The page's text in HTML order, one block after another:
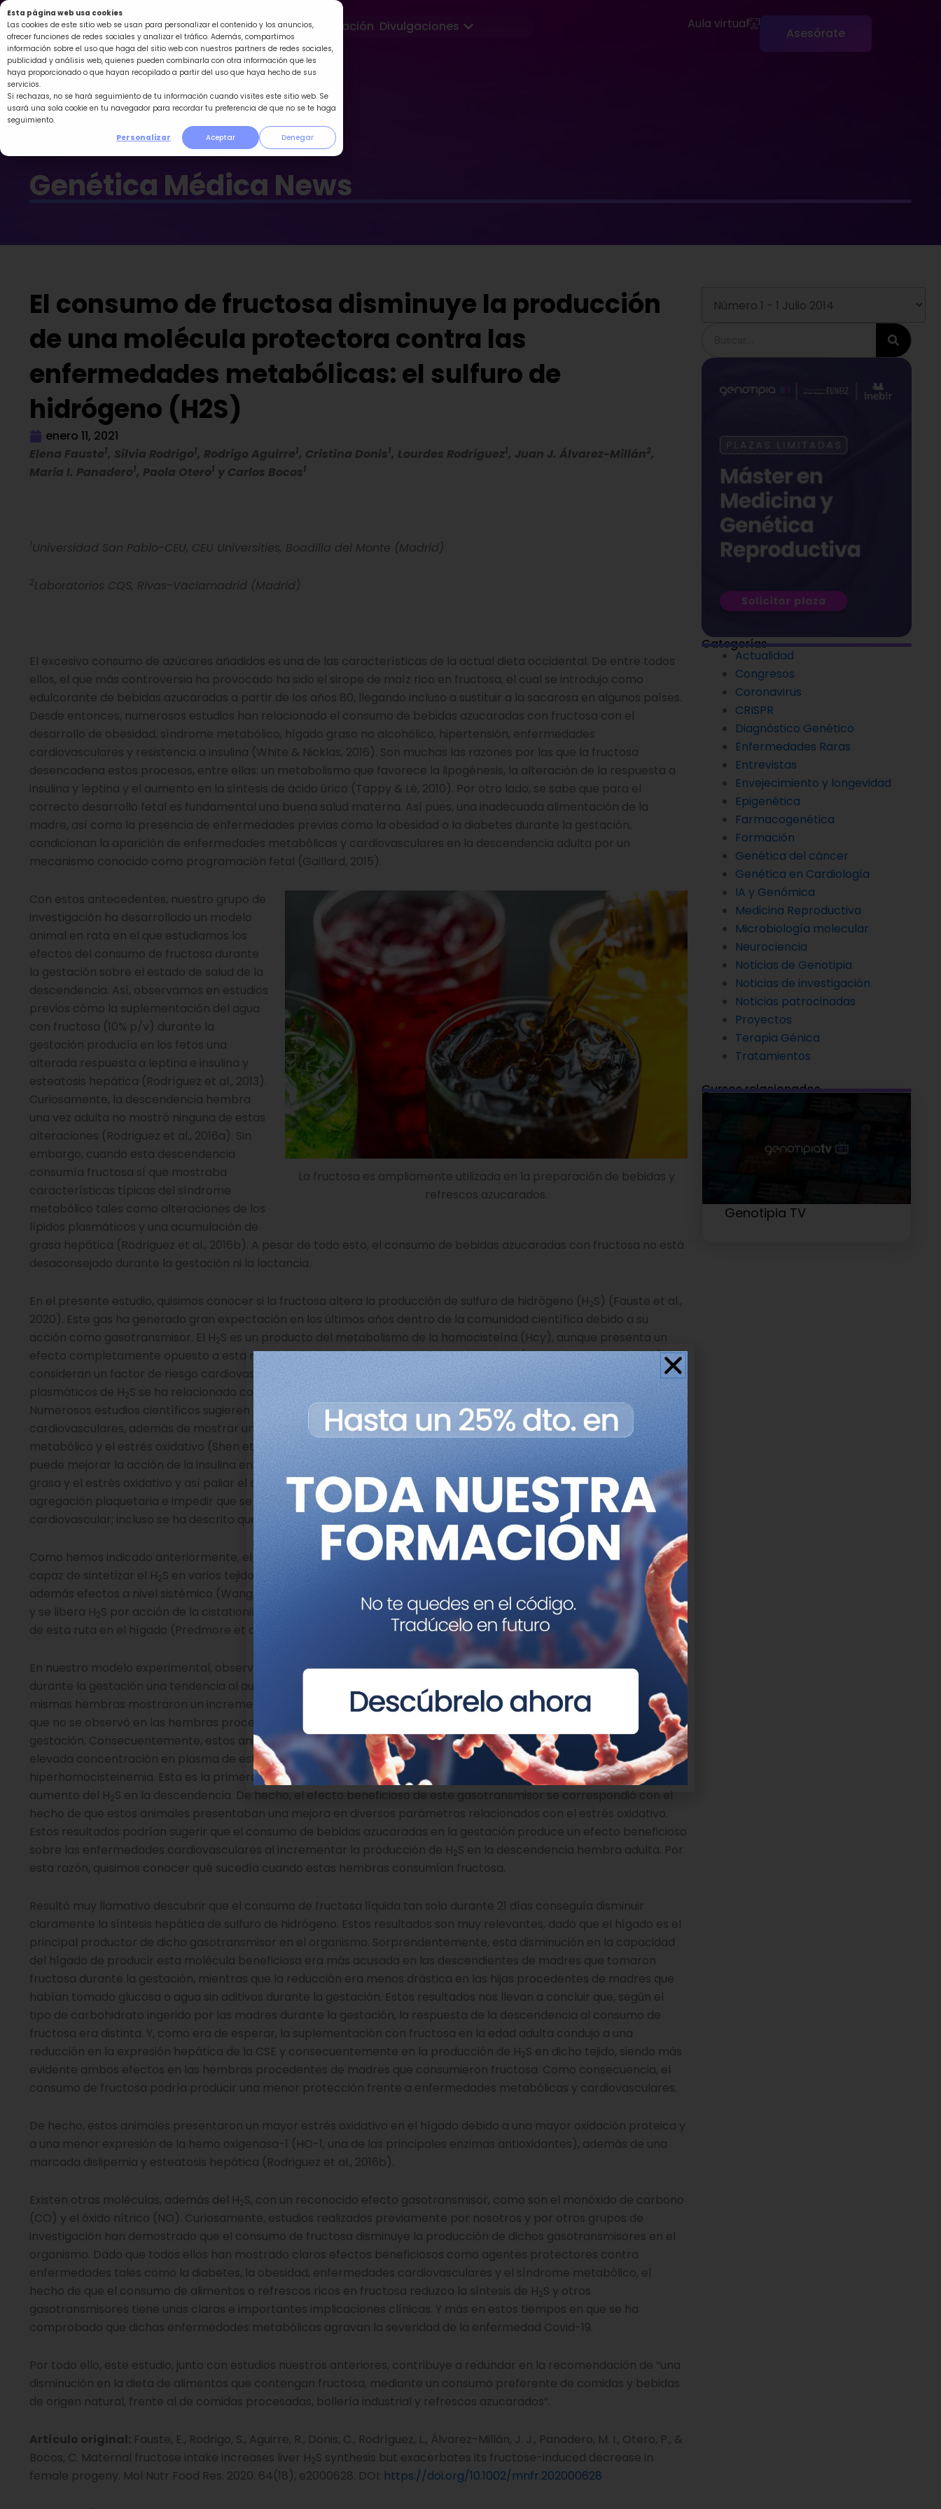
Esta página web usa cookies
Las cookies de este sitio web se usan para personalizar el contenido y los anuncios,
ofrecer funciones de redes sociales y analizar el tráfico. Además, compartimos
información sobre el uso que haga del sitio web con nuestros partners de redes sociales,
publicidad y análisis web, quienes pueden combinarla con otra información que les
haya proporcionado o que hayan recopilado a partir del uso que haya hecho de sus
servicios.
Si rechazas, no se hará seguimiento de tu información cuando visites este sitio web. Se
usará una sola cookie en tu navegador para recordar tu preferencia de que no se te haga
seguimiento.
Personalizar
Aceptar Denegar
Ir
al
contenido
Formación Divulgaciones Abrir Divulgaciones Aula virtual
Asesórate
Genética Médica News
El consumo de fructosa disminuye la producción
de una molécula protectora contra las
enfermedades metabólicas: el sulfuro de
hidrógeno (H2S)
enero 11, 2021
Elena Fauste1, Silvia Rodrigo1, Rodrigo Aguirre1, Cristina Donis1, Lourdes Rodríguez1, Juan J. Álvarez-Millán2,
María I. Panadero1, Paola Otero1 y Carlos Bocos1
1Universidad San Pablo-CEU, CEU Universities, Boadilla del Monte (Madrid)
2Laboratorios CQS, Rivas-Vaciamadrid (Madrid)
El excesivo consumo de azúcares añadidos es una de las características de la actual dieta occidental. De entre todos
ellos, el que más controversia ha provocado ha sido el sirope de maíz rico en fructosa, el cual se introdujo como
edulcorante de bebidas azucaradas a partir de los años 80, llegando incluso a sustituir a la sacarosa en algunos países.
Desde entonces, numerosos estudios han relacionado el consumo de bebidas azucaradas con fructosa con el
desarrollo de obesidad, síndrome metabólico, hígado graso no alcohólico, hipertensión, enfermedades
cardiovasculares y resistencia a insulina (White & Nicklas, 2016). Son muchas las razones por las que la fructosa
desencadena estos procesos, entre ellas: un metabolismo que favorece la lipogénesis, la alteración de la respuesta a
insulina y leptina y el aumento en la síntesis de ácido úrico (Tappy & Lê, 2010). Por otro lado, se sabe que para el
correcto desarrollo fetal es fundamental una buena salud materna. Así pues, una inadecuada alimentación de la
madre, así como la presencia de enfermedades previas como la obesidad o la diabetes durante la gestación,
condicionan la aparición de enfermedades metabólicas y cardiovasculares en la descendencia adulta por un
mecanismo conocido como programación fetal (Gaillard, 2015).
La fructosa es ampliamente utilizada en la preparación de bebidas y
refrescos azucarados.
Con estos antecedentes, nuestro grupo de
investigación ha desarrollado un modelo
animal en rata en el que estudiamos los
efectos del consumo de fructosa durante
la gestación sobre el estado de salud de la
descendencia. Así, observamos en estudios
previos cómo la suplementación del agua
con fructosa (10% p/v) durante la
gestación producía en los fetos una
alterada respuesta a leptina e insulina y
esteatosis hepática (Rodríguez et al., 2013).
Curiosamente, la descendencia hembra
una vez adulta no mostró ninguna de estas
alteraciones (Rodriguez et al., 2016a). Sin
embargo, cuando esta descendencia
consumía fructosa sí que mostraba
características típicas del síndrome
metabólico tales como alteraciones de los
lípidos plasmáticos y una acumulación de
grasa hepática (Rodriguez et al., 2016b). A pesar de todo esto, el consumo de bebidas azucaradas con fructosa no está
desaconsejado durante la gestación ni la lactancia.
En el presente estudio, quisimos conocer si la fructosa altera la producción de sulfuro de hidrógeno (H2S) (Fauste et al.,
2020). Este gas ha generado gran expectación en los últimos años dentro de la comunidad científica debido a su
acción como gasotransmisor. El H2S es un producto del metabolismo de la homocisteína (Hcy), aunque presenta un
efecto completamente opuesto a esta molécula. Los niveles elevados en plasma de Hcy (aminoácido no proteico) se
consideran un factor de riesgo cardiovascular (Chrysant & Chrysant, 2018), mientras que la reducción de los niveles
plasmáticos de H2S se ha relacionado con un mayor riesgo de desarrollo de enfermedades cardiovasculares.
Numerosos estudios científicos sugieren que el H
S presenta un papel protector en la mayoría de las afectaciones
cardiovasculares, además de mostrar una relación inversamente proporcional con el desarrollo de síndrome
metabólico y el estrés oxidativo (Shen et al., 2015). De hecho, entre muchos otros efectos, se ha comprobado que:
puede mejorar la acción de la insulina en los tejidos y así combatir la diabetes; disminuir la acumulación hepática de
grasa y el estrés oxidativo y así paliar el síndrome metabólico; relajar el endotelio vascular y reducir la inflamación o la
agregación plaquetaria e impedir que se desarrolle el proceso aterogénico que desembocaría en una enfermedad
cardiovascular; incluso se ha descrito que tiene capacidad de reducir la presión arterial.
Como hemos indicado anteriormente, el H
S es un producto del metabolismo de la Hcy, pero el organismo no sólo es
capaz de sintetizar el H2S en varios tejidos, a través de una ruta conocida como transulfuración, sino que presenta
además efectos a nivel sistémico (Wang, 2014). En la transulfuración, la homocisteína (Hcy) es transformada a cisteína
y se libera H2S por acción de la cistationina b-sintasa (CBS) y la cistationina g-liasa (CSE), siendo la CSE la enzima clave
de esta ruta en el hígado (Predmore et al., 2012).
En nuestro modelo experimental, observamos en las descendientes hembra de madres que consumieron fructosa
durante la gestación una tendencia al aumento de la homocisteinemia. Sin embargo, sorprendentemente, esas
mismas hembras mostraron un incremento en la expresión hepática de las enzimas de la transulfuración, CSE y CBS,
que no se observó en las hembras procedentes de madres control o de madres que consumieron glucosa en la
gestación. Consecuentemente, estos animales experimentaron también una mayor síntesis hepática de H2
elevada concentración en plasma de este gas, posiblemente, como mecanismo compensatorio para reducir la
hiperhomocisteinemia. Esta es la primera vez que se demuestra que el consumo materno de fructosa conduce a un
aumento del H2S en la descendencia. De hecho, el efecto beneficioso de este gasotransmisor se correspondió con el
hecho de que estos animales presentaban una mejora en diversos parámetros relacionados con el estrés oxidativo.
Estos resultados podrían sugerir que el consumo de bebidas azucaradas en la gestación produce un efecto beneficioso
sobre las enfermedades cardiovasculares al incrementar la producción de H2S en la descendencia hembra adulta. Por
esta razón, quisimos conocer qué sucedía cuando estas hembras consumían fructosa.
Resultó muy llamativo descubrir que el consumo de fructosa líquida tan solo durante 21 días conseguía disminuir
claramente la síntesis hepática de sulfuro de hidrógeno. Estos resultados son muy relevantes, dado que el hígado es el
principal productor de dicho gasotransmisor en el organismo. Sorprendentemente, esta disminución en la capacidad
del hígado de producir esta molécula beneficiosa era más acusada en las descendientes de madres que tomaron
fructosa durante la gestación, mientras que la reducción era menos drástica en las hijas procedentes de madres que
habían tomado glucosa o agua sin aditivos durante la gestación. Estos resultados nos llevan a concluir que, según el
tipo de carbohidrato ingerido por las madres durante la gestación, la respuesta de la descendencia al consumo de
fructosa era distinta. Y, como era de esperar, la suplementación con fructosa en la edad adulta condujo a una
reducción en la expresión hepática de la CSE y consecuentemente en la producción de H2S en dicho tejido, siendo más
evidente ambos efectos en las hembras procedentes de madres que consumieron fructosa. Como consecuencia, el
consumo de fructosa podría producir una menor protección frente a enfermedades metabólicas y cardiovasculares.
De hecho, estos animales presentaron un mayor estrés oxidativo en el hígado debido a una mayor oxidación proteica y
a una menor expresión de la hemo oxigenasa-1 (HO-1, una de las principales enzimas antioxidantes), además de una
marcada dislipemia y esteatosis hepática (Rodriguez et al., 2016b).
Existen otras moléculas, además del H2S, con un reconocido efecto gasotransmisor, como son el monóxido de carbono
(CO) y el óxido nítrico (NO). Curiosamente, estudios realizados previamente por nosotros y por otros grupos de
investigación han demostrado que el consumo de fructosa disminuye la producción de dichos gasotransmisores en el
organismo. Dado que todos ellos han mostrado claros efectos beneficiosos como agentes protectores contra
enfermedades tales como la diabetes, la obesidad, enfermedades cardiovasculares y el síndrome metabólico, el
hecho de que el consumo de alimentos o refrescos ricos en fructosa reduzca la síntesis de H2S y otros
gasotransmisores tiene unas claras e importantes implicaciones clínicas. Y más en estos tiempos en que se ha
comprobado que dichas enfermedades metabólicas agravan la severidad de la enfermedad Covid-19.
Por todo ello, este estudio, junto con estudios nuestros anteriores, contribuye a redundar en la recomendación de “una
disminución en la dieta de alimentos que contengan fructosa, mediante un consumo preferente de comidas y bebidas
de origen natural, frente al de comidas procesadas, bollería industrial y refrescos azucarados”.
Artículo original: Fauste, E., Rodrigo, S., Aguirre, R., Donis, C., Rodríguez, L., Álvarez-Millán, J. J., Panadero, M. I., Otero, P., &
Bocos, C. Maternal fructose intake increases liver H2S synthesis but exacerbates its fructose-induced decrease in
female progeny. Mol Nutr Food Res. 2020. 64(18), e2000628. DOI: https://doi.org/10.1002/mnfr.202000628
Categorías
Actualidad
Congresos
Coronavirus
CRISPR
Diagnóstico Genético
Enfermedades Raras
Entrevistas
Envejecimiento y longevidad
Epigenética
Farmacogenética
Formación
Genética del cáncer
Genética en Cardiología
IA y Genómica
Medicina Reproductiva
Microbiología molecular
Neurociencia
Noticias de Genotipia
Noticias de investigación
Noticias patrocinadas
Proyectos
Terapia Génica
Tratamientos
Cursos relacionados
Genotipia TV